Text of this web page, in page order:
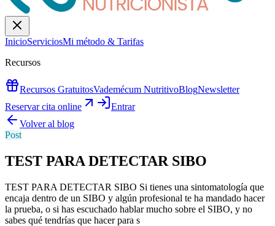
InicioServiciosMi método & Tarifas
Recursos
Recursos GratuitosVademécum NutritivoBlogNewsletter
Reservar cita online
Entrar
Volver al blog
Post
TEST PARA DETECTAR SIBO
TEST PARA DETECTAR SIBO Si tienes una sintomatología que
encaja dentro de un SIBO y algún profesional te ha mandado hacer
la prueba, o si has escuchado hablar mucho sobre el SIBO, y no
sabes qué tendrías que hacer para s